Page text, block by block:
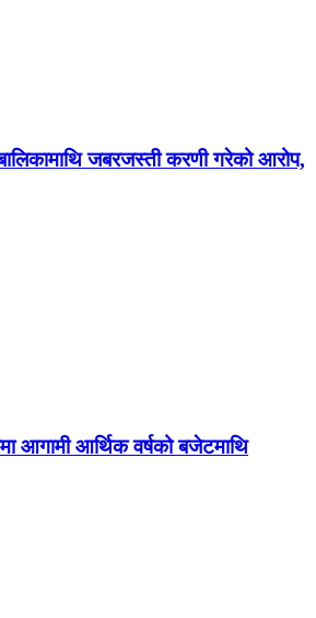
बालिकामाथि जबरजस्ती करणी गरेको आरोप,
आगामी आर्थिक वर्षको बजेटमाथि